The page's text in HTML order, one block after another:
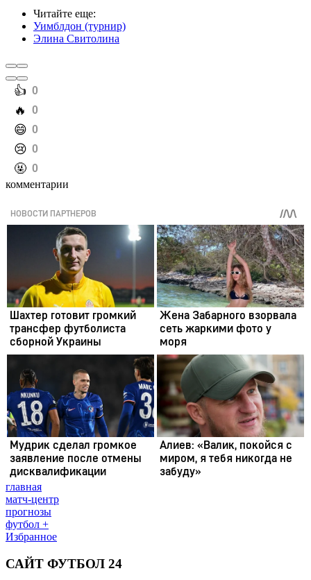
Читайте еще:
Уимблдон (турнир)
Элина Свитолина
️👍 0
️🔥 0
️😄 0
️😢 0
️🤬 0
комментарии
главная
матч-центр
прогнозы
футбол +
Избранное
САЙТ ФУТБОЛ 24